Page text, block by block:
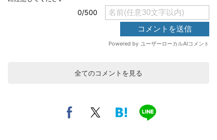
全てのコメントを見る